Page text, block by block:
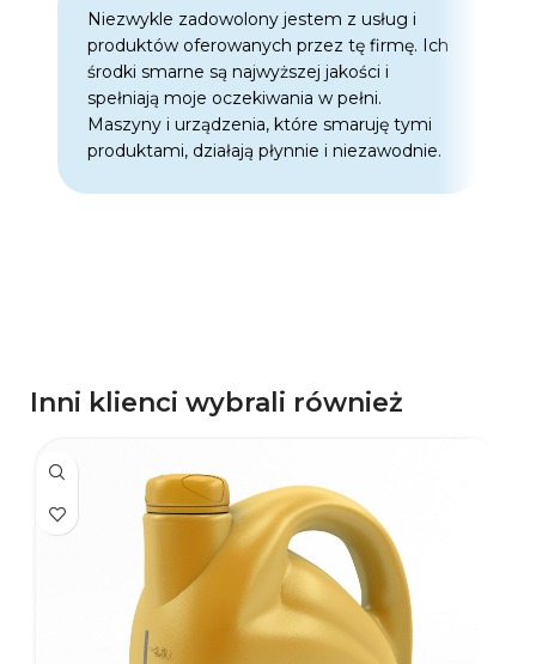
Niezwykle zadowolony jestem z usług i
produktów oferowanych przez tę firmę. Ich
środki smarne są najwyższej jakości i
spełniają moje oczekiwania w pełni.
Maszyny i urządzenia, które smaruję tymi
produktami, działają płynnie i niezawodnie.
Inni klienci wybrali również